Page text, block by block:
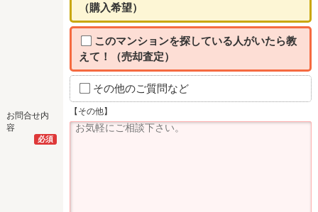
お問合せ内
容
必須
（購入希望）
このマンションを探している人がいたら教
えて！（売却査定）
その他のご質問など
【その他】